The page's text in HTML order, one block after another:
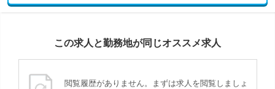
この求人と勤務地が同じオススメ求人
閲覧履歴がありません。まずは求人を閲覧しましょ